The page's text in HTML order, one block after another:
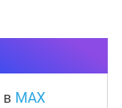
в MAX